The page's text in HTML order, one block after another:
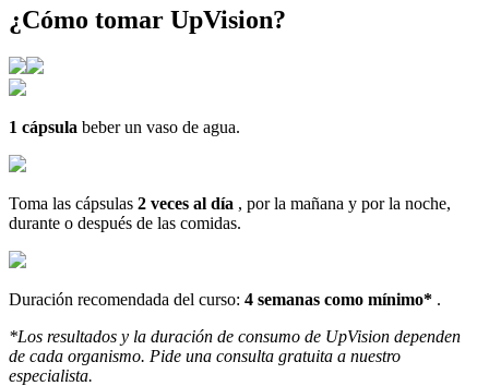
¿Cómo tomar UpVision?
1 cápsula beber un vaso de agua.
Toma las cápsulas 2 veces al día , por la mañana y por la noche,
durante o después de las comidas.
Duración recomendada del curso: 4 semanas como mínimo* .
*Los resultados y la duración de consumo de UpVision dependen
de cada organismo. Pide una consulta gratuita a nuestro
especialista.